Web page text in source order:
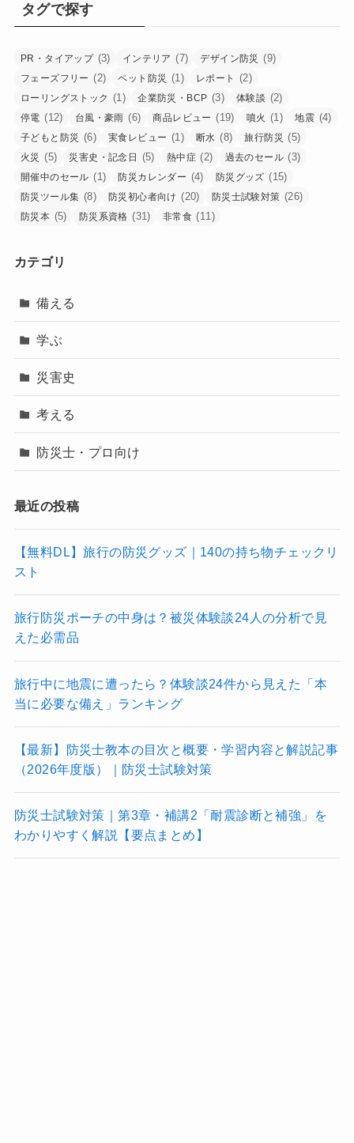
タグで探す
PR・タイアップ (3) インテリア (7) デザイン防災 (9)
フェーズフリー (2) ペット防災 (1) レポート (2)
ローリングストック (1) 企業防災・BCP (3) 体験談 (2)
停電 (12) 台風・豪雨 (6) 商品レビュー (19) 噴火 (1) 地震 (4)
子どもと防災 (6) 実食レビュー (1) 断水 (8) 旅行防災 (5)
火災 (5) 災害史・記念日 (5) 熱中症 (2) 過去のセール (3)
開催中のセール (1) 防災カレンダー (4) 防災グッズ (15)
防災ツール集 (8) 防災初心者向け (20) 防災士試験対策 (26)
防災本 (5) 防災系資格 (31) 非常食 (11)
カテゴリ
備える
学ぶ
災害史
考える
防災士・プロ向け
最近の投稿
【無料DL】旅行の防災グッズ｜140の持ち物チェックリ
スト
旅行防災ポーチの中身は？被災体験談24人の分析で見
えた必需品
旅行中に地震に遭ったら？体験談24件から見えた「本
当に必要な備え」ランキング
【最新】防災士教本の目次と概要・学習内容と解説記事
（2026年度版）｜防災士試験対策
防災士試験対策｜第3章・補講2「耐震診断と補強」を
わかりやすく解説【要点まとめ】